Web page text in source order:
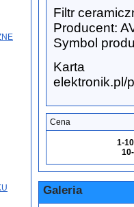
Filtr
Producent:
Symbol
Karta
elektronik.pl/
Cena
1-10
10-
Galeria